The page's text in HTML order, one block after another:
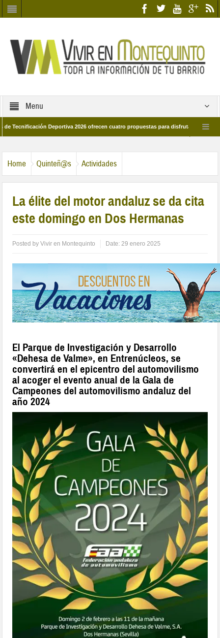
Menu
Deportiva 2026 ofrecen cuatro propuestas para disfrutar del deporte este
Home Quinteñ@s Actividades
La élite del motor andaluz se da cita
este domingo en Dos Hermanas
Posted byVivir en Montequinto Date:29 enero 2025
El Parque de Investigación y Desarrollo
«Dehesa de Valme», en Entrenúcleos, se
convertirá en el epicentro del automovilismo
al acoger el evento anual de la Gala de
Campeones del automovilismo andaluz del
año 2024